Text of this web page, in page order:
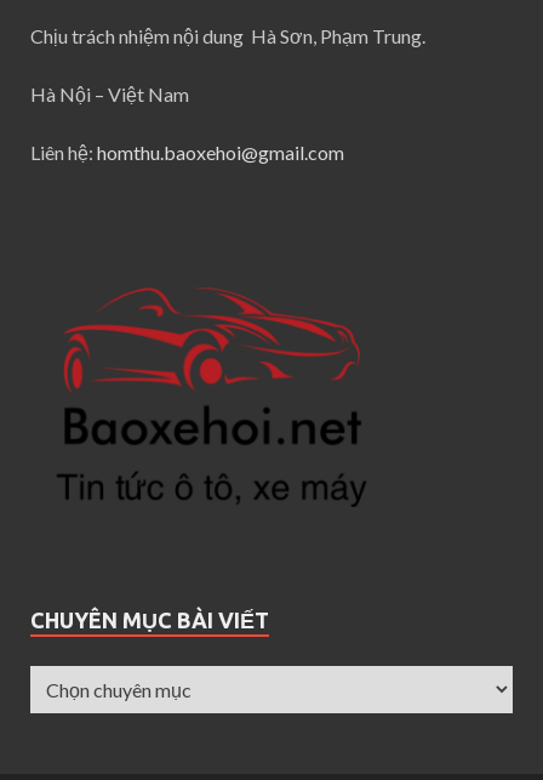
Chịu trách nhiệm nội dung Hà Sơn, Phạm Trung.
Hà Nội – Việt Nam
Liên hệ: homthu.baoxehoi@gmail.com
CHUYÊN MỤC BÀI VIẾT